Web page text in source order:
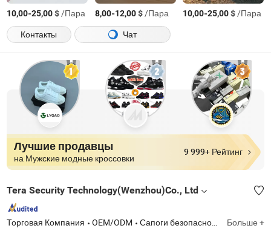
10,00-25,00$/Пара 8,00-12,00$/Пара 10,00-25,00$/Пара
Контакты
Чат
Лучшие продавцы
на Мужские модные кроссовки
9 999+ Рейтинг
Tera Security Technology(Wenzhou)Co., Ltd
Торговая Компания OEM/ODM Сапоги безопасности Больше +